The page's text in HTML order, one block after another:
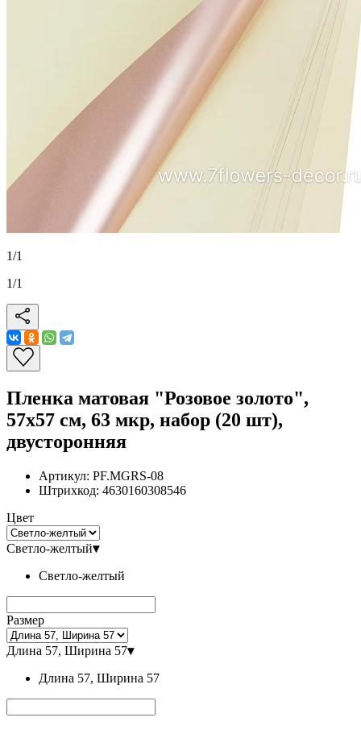
1/1
1/1
Пленка матовая "Розовое золото",
57x57 см, 63 мкр, набор (20 шт),
двусторонняя
Артикул: PF.MGRS-08
Штрихкод: 4630160308546
Цвет
Светло-желтый▾
Светло-желтый
Размер
Длина 57, Ширина 57▾
Длина 57, Ширина 57